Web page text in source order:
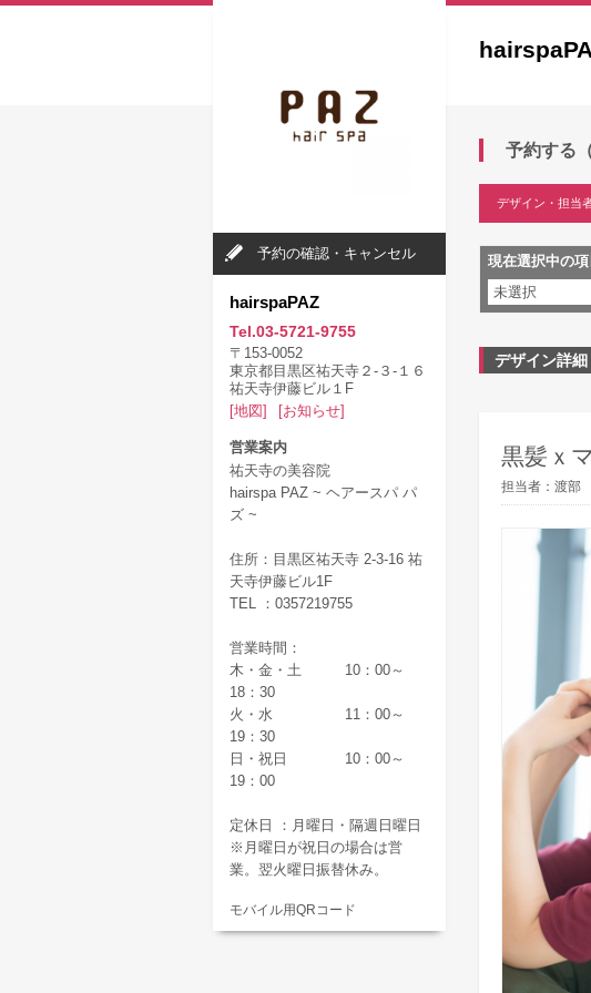
予約する
デザイン・担当
現在選択中の項
未選択
デザイン詳細
黒髪ｘ
担当者：渡部
予約の確認・キャンセル
hairspaPAZ
Tel.03-5721-9755
〒153-0052
東京都目黒区祐天寺２‐３‐１６
祐天寺伊藤ビル１F
[地図]
[お知らせ]
営業案内
祐天寺の美容院
hairspa PAZ ~ ヘアースパ パ
ズ ~
住所：目黒区祐天寺 2-3-16 祐
天寺伊藤ビル1F
TEL ：0357219755
営業時間：
木・金・土 10：00～
18：30
火・水 11：00～
19：30
日・祝日 10：00～
19：00
定休日 ：月曜日・隔週日曜日
※月曜日が祝日の場合は営
業。翌火曜日振替休み。
モバイル用QRコード